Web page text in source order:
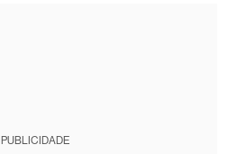
PUBLICIDADE